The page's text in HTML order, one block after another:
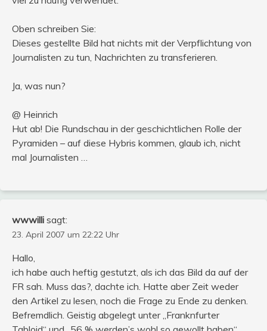
Oben schreiben Sie:
Dieses gestellte Bild hat nichts mit der Verpflichtung von
Journalisten zu tun, Nachrichten zu transferieren.
Ja, was nun?
@ Heinrich
Hut ab! Die Rundschau in der geschichtlichen Rolle der
Pyramiden – auf diese Hybris kommen, glaub ich, nicht
mal Journalisten …
wwwilli sagt:
23. April 2007 um 22:22 Uhr
Hallo,
ich habe auch heftig gestutzt, als ich das Bild da auf der
FR sah. Muss das?, dachte ich. Hatte aber Zeit weder
den Artikel zu lesen, noch die Frage zu Ende zu denken.
Befremdlich. Geistig abgelegt unter „Franknfurter